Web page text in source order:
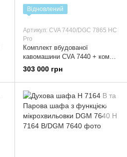
Відновлений
Артикул: CVA 7440/DGC 7865 HC
Pro
Комплект вбудованої
кавомашини CVA 7440 + комбі-
пароварка DGC 7865 HC Pro
303 000 грн